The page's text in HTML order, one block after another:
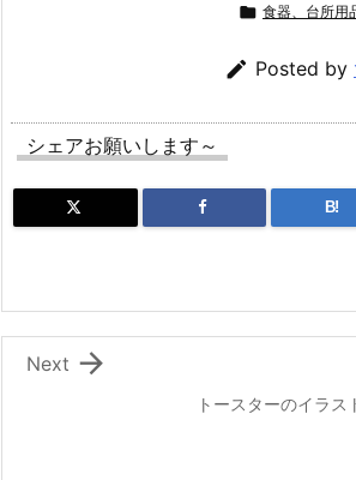
 食器、台所用
 Posted by
シェアお願いします～
B!
トースターのイラス

Next